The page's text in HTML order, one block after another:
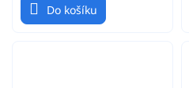
Do košíku